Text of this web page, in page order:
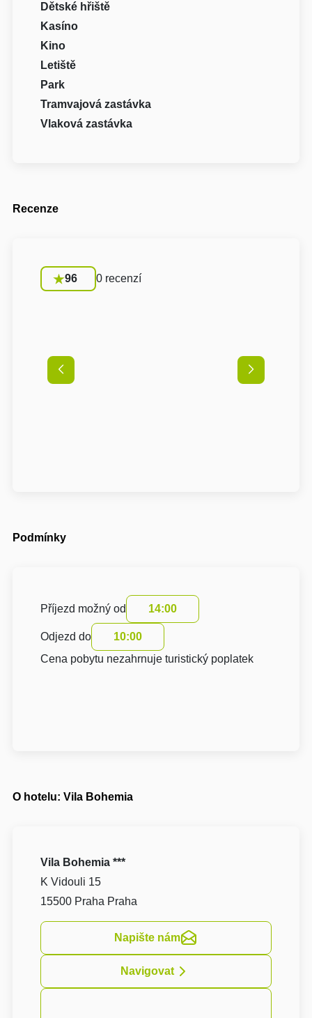
Dětské hřiště
Kasíno
Kino
Letiště
Park
Tramvajová zastávka
Vlaková zastávka
Recenze
96 0 recenzí
Podmínky
Příjezd možný od 14:00
Odjezd do
10:00
Cena pobytu nezahrnuje turistický poplatek
O hotelu: Vila Bohemia
Vila Bohemia ***
K Vidouli 15
15500 Praha Praha
Napište nám
Navigovat